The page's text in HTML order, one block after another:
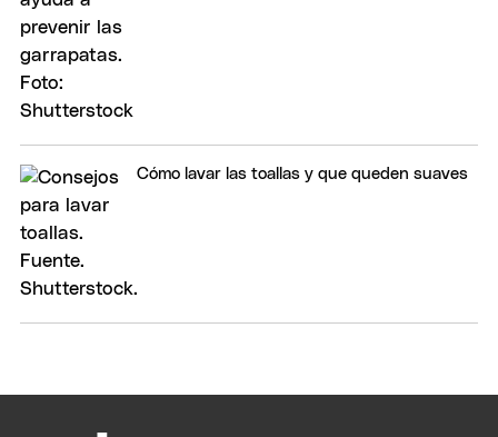
Cómo lavar las toallas y que queden suaves